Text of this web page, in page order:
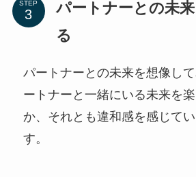
STEP
パートナーとの未
る
パートナーとの未来を想像し
ートナーと一緒にいる未来を
か、それとも違和感を感じて
す。